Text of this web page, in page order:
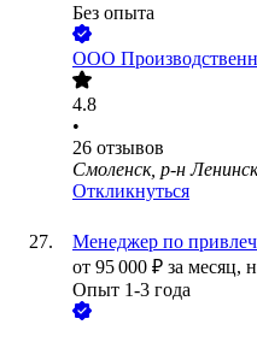
Без опыта
ООО
4.8
•
26 отзывов
Смоленск, р-н
Откликнуться
Менеджер по
от 95 000 ₽ за месяц,
Опыт 1-3 года